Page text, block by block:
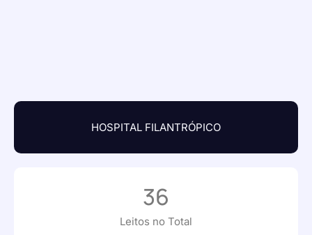
HOSPITAL FILANTRÓPICO
Leitos no Total
36